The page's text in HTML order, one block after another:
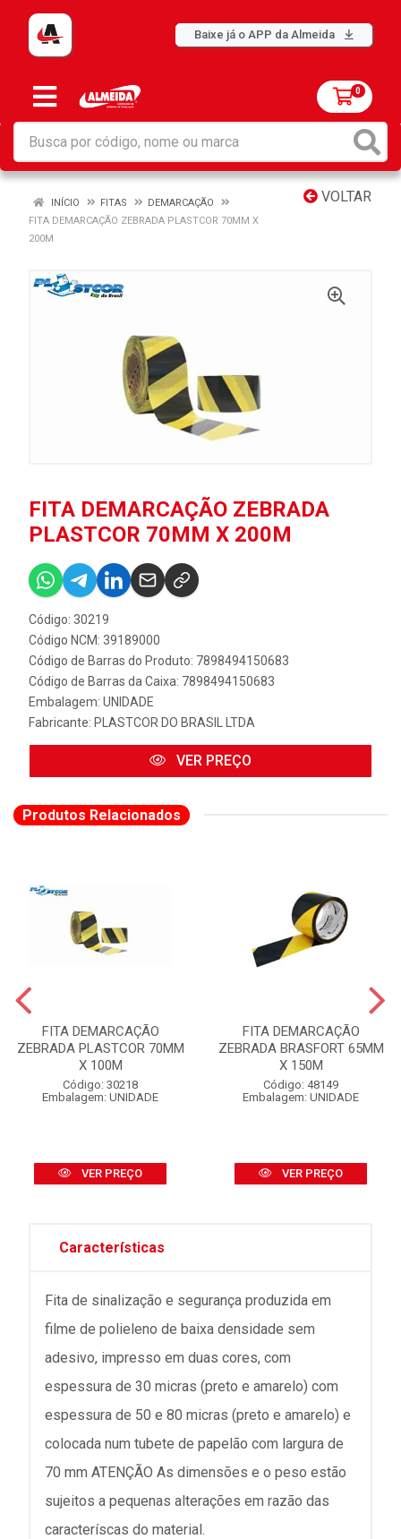
Baixe já o APP da Almeida
0
VOLTAR
INÍCIO FITAS
DEMARCAÇÃO
FITA DEMARCAÇÃO ZEBRADA PLASTCOR 70MM X
200M
FITA DEMARCAÇÃO ZEBRADA
PLASTCOR 70MM X 200M
Código: 30219
Código NCM: 39189000
Código de Barras do Produto: 7898494150683
Código de Barras da Caixa: 7898494150683
Embalagem: UNIDADE
Fabricante: PLASTCOR DO BRASIL LTDA
VER PREÇO
Produtos Relacionados
FITA DEMARCAÇÃO
ZEBRADA PLASTCOR 70MM
X 100M
Código: 30218
Embalagem: UNIDADE
VER PREÇO
FITA DEMARCAÇÃO
ZEBRADA BRASFORT 65MM
X 150M
Código: 48149
Embalagem: UNIDADE
VER PREÇO
Características
Fita de sinalização e segurança produzida em
filme de polieleno de baixa densidade sem
adesivo, impresso em duas cores, com
espessura de 30 micras (preto e amarelo) com
espessura de 50 e 80 micras (preto e amarelo) e
colocada num tubete de papelão com largura de
70 mm ATENÇÃO As dimensões e o peso estão
sujeitos a pequenas alterações em razão das
caracteríscas do material.